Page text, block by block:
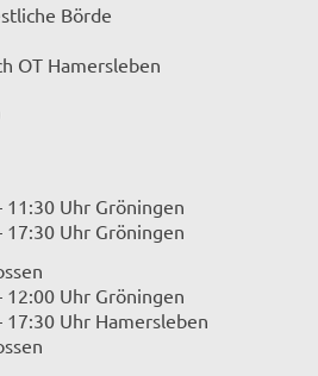
Börde
OT Hamersleben
11:30 Uhr Gröningen
17:30 Uhr Gröningen
12:00 Uhr Gröningen
17:30 Uhr Hamersleben